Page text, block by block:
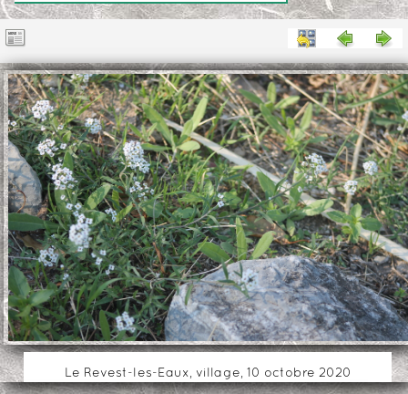
Le Revest-les-Eaux, village, 10 octobre 2020